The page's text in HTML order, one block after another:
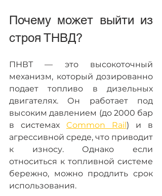
Почему может выйти из
строя ТНВД?
ПНВТ — это высокоточный
механизм, который дозированно
подает топливо в дизельных
двигателях. Он работает под
высоким давлением (до 2000 бар
в системах Common Rail ) и в
агрессивной среде, что приводит
к износу. Однако если
относиться к топливной системе
бережно, можно продлить срок
использования.